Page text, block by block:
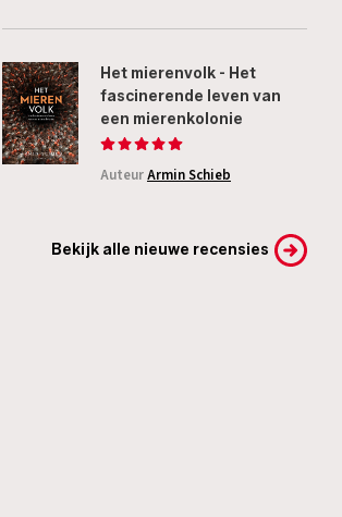
Het mierenvolk - Het
fascinerende leven van
een mierenkolonie
AuteurArmin Schieb
Bekijk alle nieuwe recensies